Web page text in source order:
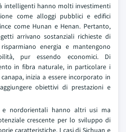
intelligenti hanno molti investimenti
come alloggi pubblici e edifici
come Hunan e Henan. Pertanto,
arrivano sostanziali richieste di
energia e mantengono
pur essendo economici. Di
in fibra naturale, in particolare i
inizia a essere incorporato in
obiettivi di prestazioni e
e nordorientali hanno altri usi ma
crescente per lo sviluppo di
caratteristiche. I casi di Sichuan e